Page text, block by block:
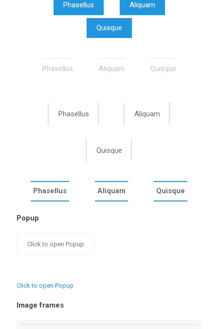
Phasellus Aliquam
Quisque
Phasellus Aliquam Quisque
Phasellus Aliquam
Quisque
Phasellus Aliquam Quisque
Popup
Click to open Popup
Click to open Popup
Image frames